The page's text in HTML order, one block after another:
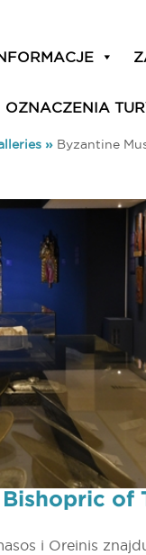
OZNACZENIA
» Byzantine
of
i Oreinis